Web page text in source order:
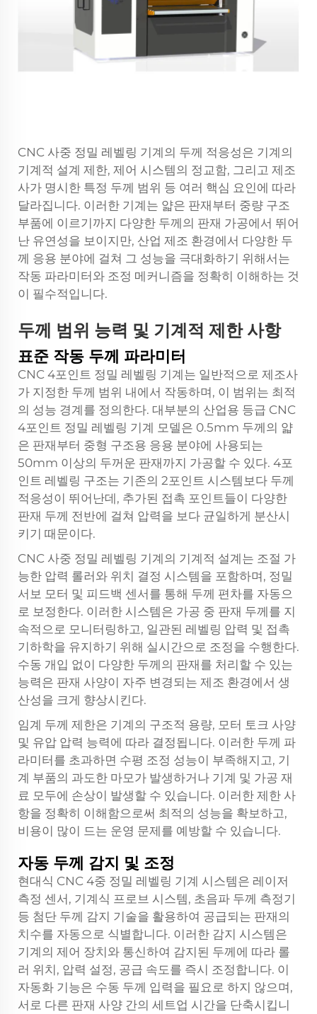
CNC 사중 정밀 레벨링 기계의 두께 적응성은 기계의
기계적 설계 제한, 제어 시스템의 정교함, 그리고 제조
사가 명시한 특정 두께 범위 등 여러 핵심 요인에 따라
달라집니다. 이러한 기계는 얇은 판재부터 중량 구조
부품에 이르기까지 다양한 두께의 판재 가공에서 뛰어
난 유연성을 보이지만, 산업 제조 환경에서 다양한 두
께 응용 분야에 걸쳐 그 성능을 극대화하기 위해서는
작동 파라미터와 조정 메커니즘을 정확히 이해하는 것
이 필수적입니다.
두께 범위 능력 및 기계적 제한 사항
표준 작동 두께 파라미터
CNC 4포인트 정밀 레벨링 기계는 일반적으로 제조사
가 지정한 두께 범위 내에서 작동하며, 이 범위는 최적
의 성능 경계를 정의한다. 대부분의 산업용 등급 CNC
4포인트 정밀 레벨링 기계 모델은 0.5mm 두께의 얇
은 판재부터 중형 구조용 응용 분야에 사용되는
50mm 이상의 두꺼운 판재까지 가공할 수 있다. 4포
인트 레벨링 구조는 기존의 2포인트 시스템보다 두께
적응성이 뛰어난데, 추가된 접촉 포인트들이 다양한
판재 두께 전반에 걸쳐 압력을 보다 균일하게 분산시
키기 때문이다.
CNC 사중 정밀 레벨링 기계의 기계적 설계는 조절 가
능한 압력 롤러와 위치 결정 시스템을 포함하며, 정밀
서보 모터 및 피드백 센서를 통해 두께 편차를 자동으
로 보정한다. 이러한 시스템은 가공 중 판재 두께를 지
속적으로 모니터링하고, 일관된 레벨링 압력 및 접촉
기하학을 유지하기 위해 실시간으로 조정을 수행한다.
수동 개입 없이 다양한 두께의 판재를 처리할 수 있는
능력은 판재 사양이 자주 변경되는 제조 환경에서 생
산성을 크게 향상시킨다.
임계 두께 제한은 기계의 구조적 용량, 모터 토크 사양
및 유압 압력 능력에 따라 결정됩니다. 이러한 두께 파
라미터를 초과하면 수평 조정 성능이 부족해지고, 기
계 부품의 과도한 마모가 발생하거나 기계 및 가공 재
료 모두에 손상이 발생할 수 있습니다. 이러한 제한 사
항을 정확히 이해함으로써 최적의 성능을 확보하고,
비용이 많이 드는 운영 문제를 예방할 수 있습니다.
자동 두께 감지 및 조정
현대식 CNC 4중 정밀 레벨링 기계 시스템은 레이저
측정 센서, 기계식 프로브 시스템, 초음파 두께 측정기
등 첨단 두께 감지 기술을 활용하여 공급되는 판재의
치수를 자동으로 식별합니다. 이러한 감지 시스템은
기계의 제어 장치와 통신하여 감지된 두께에 따라 롤
러 위치, 압력 설정, 공급 속도를 즉시 조정합니다. 이
자동화 기능은 수동 두께 입력을 필요로 하지 않으며,
서로 다른 판재 사양 간의 세트업 시간을 단축시킵니